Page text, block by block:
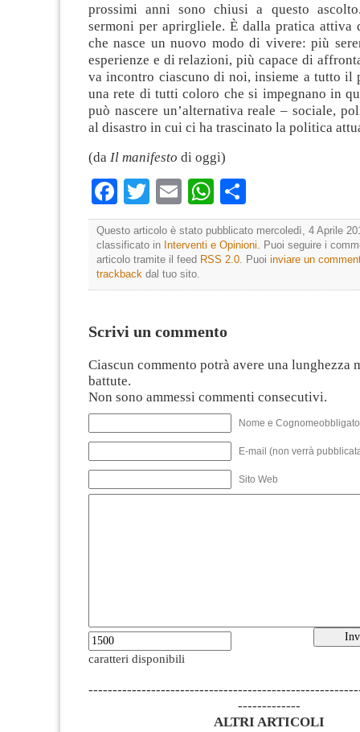
prossimi anni sono chiusi a questo
sermoni per aprirgliele. È dalla pratica attiva
che nasce un nuovo modo di vivere: più
esperienze e di relazioni, più capace di
va incontro ciascuno di noi, insieme a tutto il
una rete di tutti coloro che si impegnano in
può nascere un’alternativa reale – sociale,
al disastro in cui ci ha trascinato la politica
(da Il manifesto di oggi)
Facebook
TwitterEmailWhatsApp
Questo articolo è stato pubblicato mercoledì, 4 Aprile
classificato in Interventi e Opinioni . Puoi seguire i
articolo tramite il feed RSS 2.0 . Puoi inviare un
trackback dal tuo sito.
Scrivi un commento
Ciascun commento potrà avere una lunghezza
battute.
Non sono ammessi commenti consecutivi.
Nome e
E-mail (non verrà
Sito Web
caratteri disponibili
-------------
ALTRI ARTICOLI